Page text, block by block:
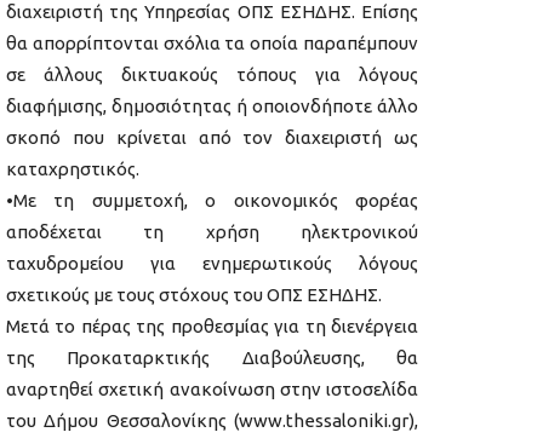
διαχειριστή της Υπηρεσίας ΟΠΣ ΕΣΗΔΗΣ. Επίσης
θα απορρίπτονται σχόλια τα οποία παραπέμπουν
σε άλλους δικτυακούς τόπους για λόγους
διαφήμισης, δημοσιότητας ή οποιονδήποτε άλλο
σκοπό που κρίνεται από τον διαχειριστή ως
καταχρηστικός.
•Με τη συμμετοχή, ο οικονομικός φορέας
αποδέχεται τη χρήση ηλεκτρονικού
ταχυδρομείου για ενημερωτικούς λόγους
σχετικούς με τους στόχους του ΟΠΣ ΕΣΗΔΗΣ.
Μετά το πέρας της προθεσμίας για τη διενέργεια
της Προκαταρκτικής Διαβούλευσης, θα
αναρτηθεί σχετική ανακοίνωση στην ιστοσελίδα
του Δήμου Θεσσαλονίκης (www.thessaloniki.gr),